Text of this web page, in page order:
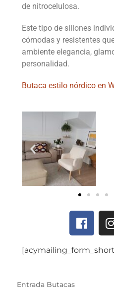
de nitrocelulosa.
Este tipo de sillones
cómodas y resistentes
ambiente elegancia,
personalidad.
Butaca estilo nórdico en
Entrada Butacas